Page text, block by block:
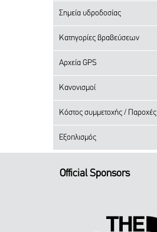
Σημεία υδροδοσίας
Κατηγορίες βραβεύσεων
Αρχεία GPS
Κανονισμοί
Κόστος συμμετοχής / Παροχές
Εξοπλισμός
Official Sponsors